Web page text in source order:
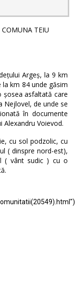
COMUNA TEIU
Argeș, la 9 km
km 84 unde găsim
șosea asfaltată care
Nejlovel, de unde se
în documente
Alexandru Voievod.
cu sol podzolic, cu
( dinspre nord-est),
( vânt sudic ) cu o